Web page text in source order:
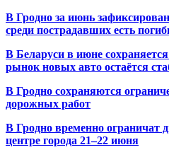
В Гродно за июнь
среди пострадавших есть
В Беларуси в июне
рынок новых авто остаётся
В Гродно сохраняются
дорожных работ
В Гродно временно ограничат
центре города 21–22 июня